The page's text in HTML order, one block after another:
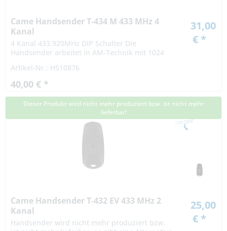
Came Handsender T-434 M 433 MHz 4
Kanal
4 Kanal 433.920MHz DIP Schalter Die
Handsender arbeitet in AM-Technik mit 1024
Codierung ist mit einem 10-poligen
Codierschalter vom...
Artikel-Nr.: HS10876
40,00 € *
31,00
€ *
Dieser Produkt wird nicht mehr produziert bzw. ist nicht mehr
lieferbar!
Came Handsender T-432 EV 433 MHz 2
Kanal
Handsender wird nicht mehr produziert bzw.
25,00
€ *